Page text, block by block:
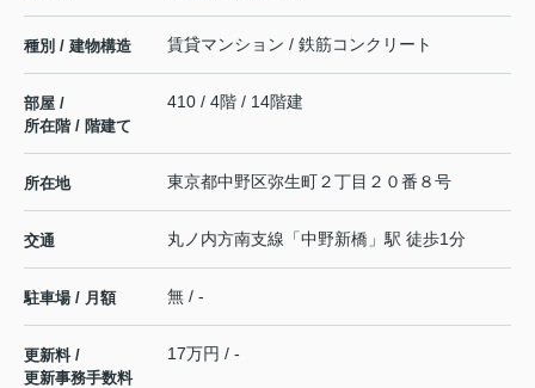
種別 / 建物構造 賃貸マンション / 鉄筋コンクリート
部屋 /
所在階 / 階建て
410 / 4階 / 14階建
所在地 東京都中野区弥生町２丁目２０番８号
交通 丸ノ内方南支線 「中野新橋 」駅 徒歩1分
駐車場 / 月額 無 / -
更新料 /
更新事務手数料
17万円 / -